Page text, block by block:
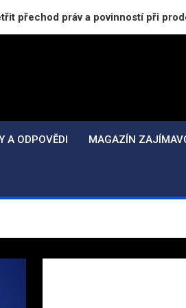
a povinností při prodeji celého
A ODPOVĚDI MAGAZÍN